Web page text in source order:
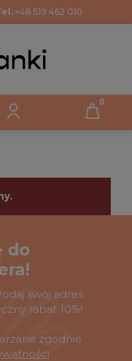
+48 519 462 010
do
swój adres
rabat 10%!
zgodnie